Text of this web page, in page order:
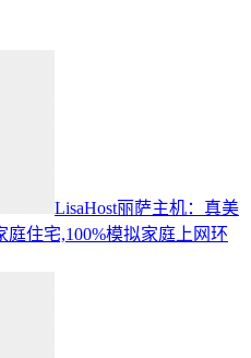
LisaHost丽萨主机：真美
庭住宅,100%模拟家庭上网环